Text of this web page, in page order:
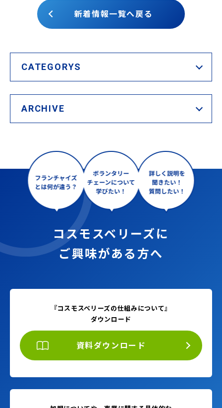
CATEGORYS
ARCHIVE
新着情報一覧へ戻る
コスモスベリーズに
ご興味がある方へ
『コスモスベリーズの仕組みについて』
ダウンロード
資料ダウンロード